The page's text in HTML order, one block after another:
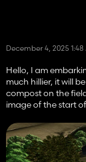
December 4, 2025 1:48
Hello, I am
much hillier, it will
compost on the
image of the start